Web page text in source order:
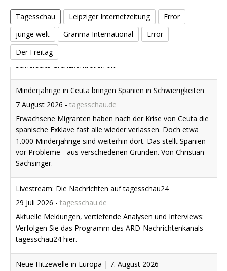
Tagesschau Leipziger Internetzeitung
Error
junge welt
Granma International
Error
Der Freitag
Minderjährige in Ceuta bringen Spanien in Schwierigkeiten
7 August 2026 - tagesschau.de
Erwachsene Migranten haben nach der Krise von Ceuta die
spanische Exklave fast alle wieder verlassen. Doch etwa
1.000 Minderjährige sind weiterhin dort. Das stellt Spanien
vor Probleme - aus verschiedenen Gründen. Von Christian
Sachsinger.
Livestream: Die Nachrichten auf tagesschau24
29 Juli 2026 -tagesschau.de
Aktuelle Meldungen, vertiefende Analysen und Interviews:
Verfolgen Sie das Programm des ARD-Nachrichtenkanals
tagesschau24 hier.
Neue Hitzewelle in Europa | 7. August 2026
7 August 2026- tagesschau.de